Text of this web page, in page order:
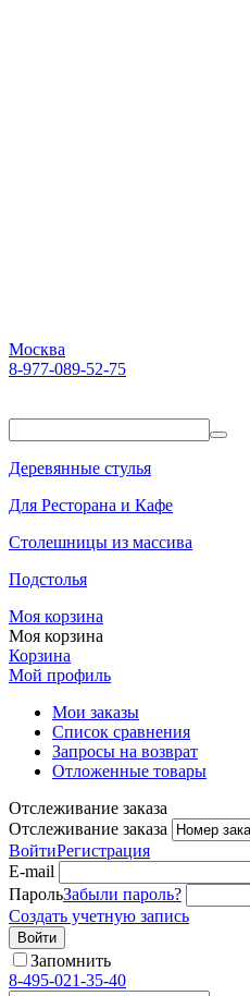
Москва
8-977-089-52-75
Деревянные стулья
Для Ресторана и Кафе
Столешницы из массива
Подстолья
Моя корзина
Моя корзина
Корзина
Мой профиль
Мои заказы
Список сравнения
Запросы на возврат
Отложенные товары
Отслеживание заказа
Отслеживание заказа
ВойтиРегистрация
E-mail
ПарольЗабыли пароль?
Создать учетную запись
Войти
Запомнить
8-495-021-35-40